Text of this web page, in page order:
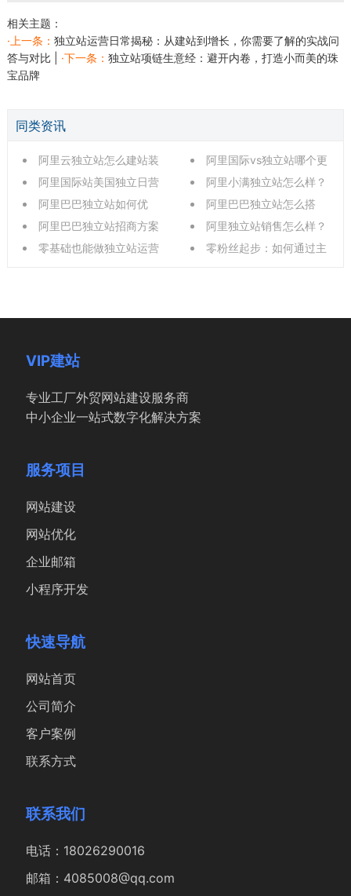
相关主题：
·上一条： 独立站运营日常揭秘：从建站到增长，你需要了解的实战问
答与对比
·下一条： 独立站项链生意经：避开内卷，打造小而美的珠
宝品牌
同类资讯
阿里云独立站怎么建站装
修？手把手带你从注册到上
线
阿里国际vs独立站哪个更
好？2026年外贸出海深度抉
择指南
阿里国际站美国独立日营
销全攻略：从流量借势到订
单转化的实战指南
阿里小满独立站怎么样？
外贸新手建站指南
阿里巴巴独立站如何优
化：系统化策略与实操细节
解析
阿里巴巴独立站怎么搭
建，独立建站的核心步骤是
什么，与传统平台店铺有何
阿里巴巴独立站招商方案
解读，新手也能轻松入门
阿里独立站销售怎么样？
利弊全析，跨境卖家如何抉
零基础也能做独立站运营
零粉丝起步：如何通过主
VIP建站
专业工厂外贸网站建设服务商
中小企业一站式数字化解决方案
服务项目
网站建设
网站优化
企业邮箱
小程序开发
快速导航
网站首页
公司简介
客户案例
联系方式
联系我们
电话：18026290016
邮箱：4085008@qq.com